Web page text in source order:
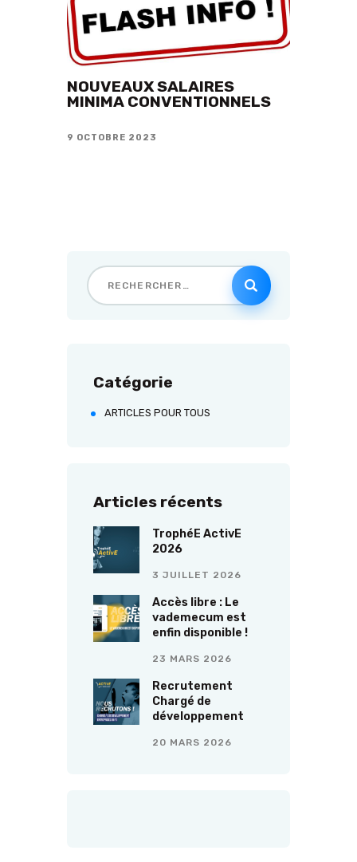
NOUVEAUX SALAIRES
MINIMA CONVENTIONNELS
9 OCTOBRE 2023
Catégorie
ARTICLES POUR TOUS
Articles récents
TrophéE ActivE
2026
3 JUILLET 2026
Accès libre : Le
vademecum est
enfin disponible !
23 MARS 2026
Recrutement
Chargé de
développement
20 MARS 2026